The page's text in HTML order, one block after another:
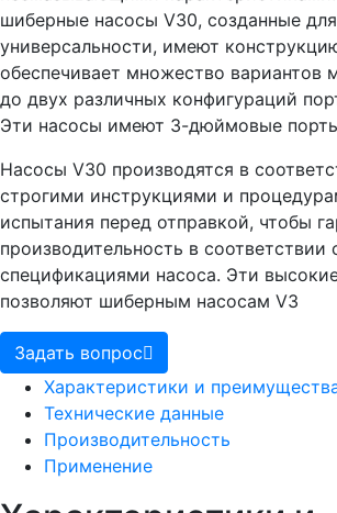
шиберные насосы V30, созданные для
универсальности, имеют
обеспечивает множество вариантов
до двух различных конфигураций
Эти насосы имеют 3-дюймовые
Насосы V30 производятся в
строгими инструкциями и
испытания перед отправкой, чтобы
производительность в соответствии
спецификациями насоса. Эти
позволяют шиберным насосам V3
Задать вопрос
Характеристики и
Технические данные
Производительность
Применение